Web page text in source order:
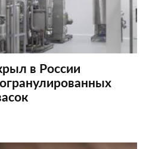
в России